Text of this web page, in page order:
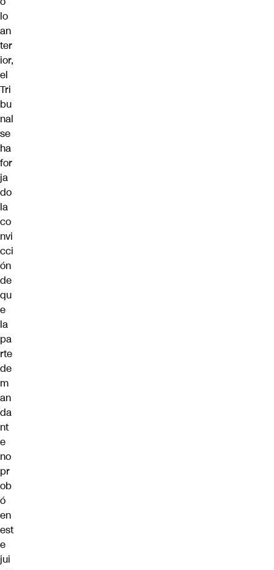
lo
an
ter
ior,
el
Tri
bu
nal
se
ha
for
ja
do
la
co
nvi
cci
ón
de
qu
e
la
pa
rte
de
m
an
da
nt
e
no
pr
ob
ó
en
est
e
jui